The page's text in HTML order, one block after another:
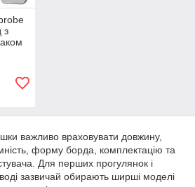
з
важливо враховувати довжину,
форму борда, комплектацію та
Для перших прогулянок і
зазвичай обирають ширші моделі